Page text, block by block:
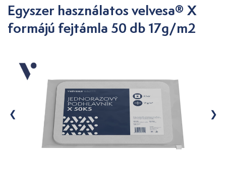
Egyszer használatos velvesa® X
formájú fejtámla 50 db 17g/m2